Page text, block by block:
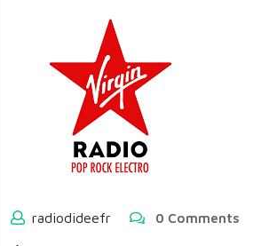
radiodideefr 0 Comments